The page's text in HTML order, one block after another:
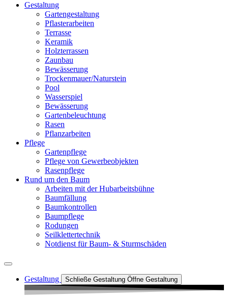
Gestaltung
Gartengestaltung
Pflasterarbeiten
Terrasse
Keramik
Holzterrassen
Zaunbau
Bewässerung
Trockenmauer/Naturstein
Pool
Wasserspiel
Bewässerung
Gartenbeleuchtung
Rasen
Pflanzarbeiten
Pflege
Gartenpflege
Pflege von Gewerbeobjekten
Rasenpflege
Rund um den Baum
Arbeiten mit der Hubarbeitsbühne
Baumfällung
Baumkontrollen
Baumpflege
Rodungen
Seilklettertechnik
Notdienst für Baum- & Sturmschäden
Gestaltung Schließe Gestaltung Öffne Gestaltung